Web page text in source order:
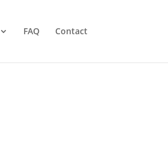
FAQ Contact